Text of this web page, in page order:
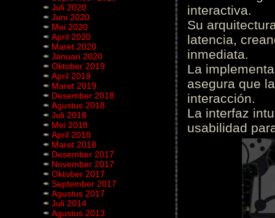
Juli 2020
Juni 2020
Mei 2020
April 2020
Maret 2020
Januari 2020
Oktober 2019
April 2019
Maret 2019
Desember 2018
Agustus 2018
Juli 2018
Mei 2018
April 2018
Maret 2018
Desember 2017
November 2017
Oktober 2017
September 2017
Agustus 2017
Juli 2014
Agustus 2013
interactiva.
Su
latencia,
inmediata.
La
asegura que
interacción.
La interfaz
usabilidad